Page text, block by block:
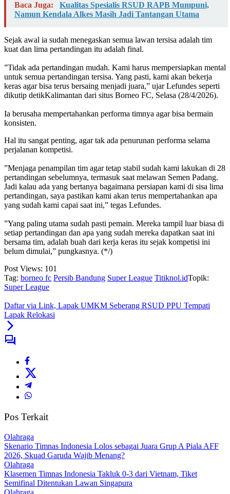
Baca Juga:
Kualitas Spesialis RSUD RAPB Mumpuni,
Namun Kendala Alkes Masih Jadi Tantangan Utama
Sejak awal ia sudah menegaskan semua lawan tersisa adalah tim
kuat dan lima pertandingan itu adalah final.
‎”Tidak ada pertandingan mudah. Kami harus mempersiapkan mental
untuk semua pertandingan tersisa. Yang pasti, kami akan bekerja
keras agar bisa terus bersaing menjadi juara,” ujar Lefundes seperti
dikutip detikKalimantan dari situs Borneo FC, Selasa (28/4/2026).
‎Ia berusaha mempertahankan performa timnya agar bisa bermain
konsisten.
Hal itu sangat penting, agar tak ada penurunan performa selama
perjalanan kompetisi.
‎”Menjaga penampilan tim agar tetap stabil sudah kami lakukan di 28
pertandingan sebelumnya, termasuk saat melawan Semen Padang.
Jadi kalau ada yang bertanya bagaimana persiapan kami di sisa lima
pertandingan, saya pastikan kami akan terus mempertahankan apa
yang sudah kami capai saat ini,” tegas Lefundes.
‎”Yang paling utama sudah pasti pemain. Mereka tampil luar biasa di
setiap pertandingan dan apa yang sudah mereka dapatkan saat ini
bersama tim, adalah buah dari kerja keras itu sejak kompetisi ini
belum dimulai,” pungkasnya. (*/)
Post Views: 101
Tag: borneo fc Persib Bandung Super League Titiknol.idTopik:
Super League
Daftar via Link, Lapak UMKM Seberang RSUD PPU Tempati
Lapak Relokasi
Pos Terkait
Olahraga
Skenario Timnas Indonesia Lolos sebagai Juara Grup A Piala AFF
2026, Skuad Garuda Wajib Menang?
Olahraga
Klasemen Timnas Indonesia Takluk 0-3 dari Vietnam, Tiket
Semifinal Ditentukan Lawan Singapura
Olahraga